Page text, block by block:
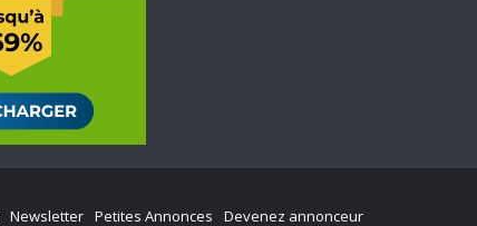
Newsletter Petites Annonces Devenez annonceur